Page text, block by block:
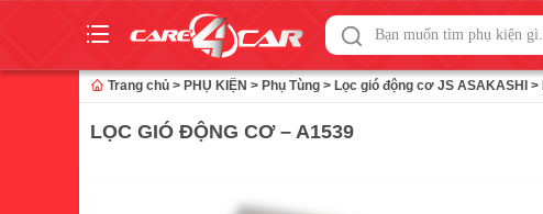
Trang chủ > PHỤ KIỆN > Phụ Tùng > Lọc gió động cơ JS ASAKASHI >
LỌC GIÓ ĐỘNG CƠ – A1539